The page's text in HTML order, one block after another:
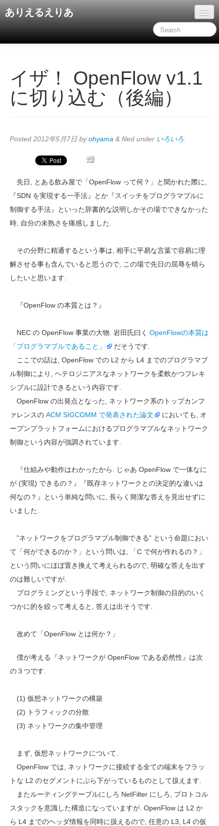
ありえるえりあ
旧コンテンツ
イザ！ OpenFlow v1.1
に切り込む（後編）
Posted 2012年5月7日 byohyama & filed under いろいろ
先日, とある飲み屋で「OpenFlow って何？」と聞かれた際に,
『SDN を実現する一手法』とか『スイッチをプログラマブルに
制御する手法』といった辞書的な説明しかその場でできなかった
時, 自分の未熟さを痛感しました.
その分野に精通するという事は, 相手に平易な言葉で容易に理
解させる事も含んでいると思うので, この場で先日の屈辱を晴ら
したいと思います.
『OpenFlow の本質とは？』
NEC の OpenFlow 事業の大物. 岩田氏曰く OpenFlowの本質は
「プログラマブルであること」
だそうです.
ここでの話は, OpenFlow での L2 から L4 までのプログラマブ
ル制御により, ヘテロジニアスなネットワークを柔軟かつフレキ
シブルに設計できるという内容です.
OpenFlow の出発点となった, ネットワーク系のトップカンフ
ァレンスの ACM SIGCOMM で発表された論文
においても, オ
ープンプラットフォームにおけるプログラマブルなネットワーク
制御という内容が強調されています.
『仕組みや動作はわかったから. じゃあ OpenFlow で一体なに
が (実現) できるの？』『既存ネットワークとの決定的な違いは
何なの？』という単純な問いに, 長らく簡潔な答えを見出せずに
いました.
”ネットワークをプログラマブル制御できる” という命題におい
て「何ができるのか？」という問いは, 「C で何が作れるの？」
という問いにほぼ置き換えて考えられるので, 明確な答えを出す
のは難しいですが.
プログラミングという手段で, ネットワーク制御の目的のいく
つかに的を絞って考えると, 答えは出そうです.
改めて「OpenFlow とは何か？」
僕が考える『ネットワークが OpenFlow である必然性』は次
の３つです.
(1) 仮想ネットワークの構築
(2) トラフィックの分散
(3) ネットワークの集中管理
まず, 仮想ネットワークについて.
OpenFlow では, ネットワークに接続する全ての端末をフラッ
トな L2 のセグメントにぶら下がっているものとして扱えます.
またルーティングテーブルにしろ NetFilter にしろ, プロトコル
スタックを意識した構造になっていますが. OpenFlow は L2 か
ら L4 までのヘッダ情報を同時に扱えるので, 任意の L3, L4 の仮